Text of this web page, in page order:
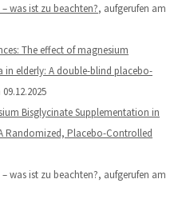
was ist zu beachten?, aufgerufen am
The effect of magnesium
elderly: A double-blind placebo-
Bisglycinate Supplementation in
Randomized, Placebo-Controlled
was ist zu beachten?, aufgerufen am